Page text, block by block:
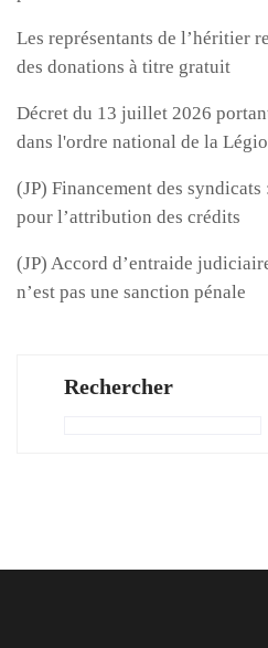
Les représentants de l’héritier
des donations à titre gratuit
Décret du 13 juillet 2026
dans l'ordre national de la
(JP) Financement des
pour l’attribution des crédits
(JP) Accord d’entraide
n’est pas une sanction pénale
Rechercher